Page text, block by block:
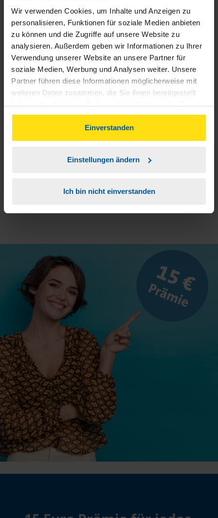
Wir verwenden Cookies, um Inhalte und Anzeigen zu
personalisieren, Funktionen für soziale Medien anbieten
zu können und die Zugriffe auf unsere Website zu
analysieren. Außerdem geben wir Informationen zu Ihrer
Verwendung unserer Website an unsere Partner für
soziale Medien, Werbung und Analysen weiter. Unsere
Partner führen diese Informationen möglicherweise mit
weiteren Daten zusammen, die Sie ihnen bereitgestellt
haben oder die sie im Rahmen Ihrer Nutzung der Dienste
gesammelt haben. Indem Sie auf Einverstanden klicken,
können Sie der Verwendung von Cookies, gemäß
unserer➔ Datenschutzrichtliniezustimmen.
Einverstanden
Einstellungen ändern
Ich bin nicht einverstanden
1
Sie teilen mir mit, dass Sie MeineVLH nutzen
wollen.
2 Sie bekommen eine E-Mail mit Ihren Zugangsdaten
und einem Aktivierungslink.
3 Sie erhalten von mir Ihr Einmal-Passwort.
4